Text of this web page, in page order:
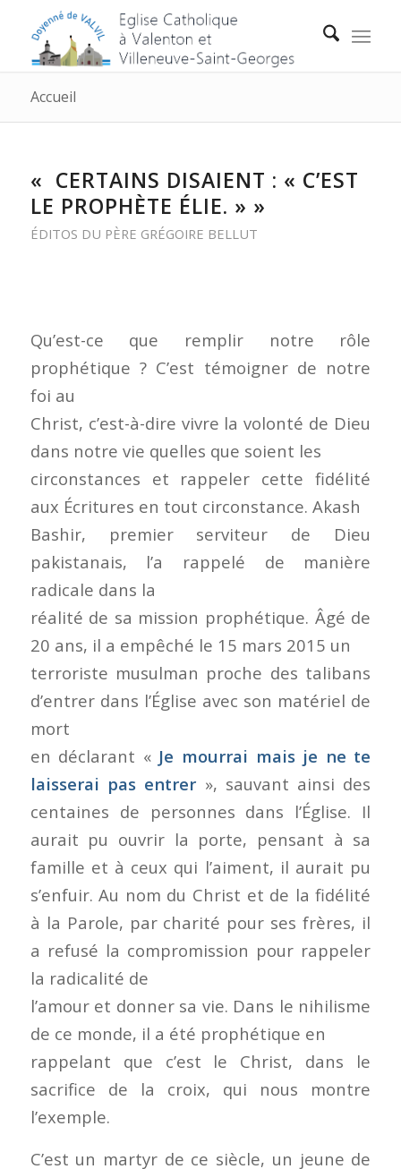
Accueil
« CERTAINS DISAIENT : « C’EST
LE PROPHÈTE ÉLIE. » »
ÉDITOS DU PÈRE GRÉGOIRE BELLUT
Qu’est-ce que remplir notre rôle
prophétique ? C’est témoigner de notre
foi au
Christ, c’est-à-dire vivre la volonté de Dieu
dans notre vie quelles que soient les
circonstances et rappeler cette fidélité
aux Écritures en tout circonstance. Akash
Bashir, premier serviteur de Dieu
pakistanais, l’a rappelé de manière
radicale dans la
réalité de sa mission prophétique. Âgé de
20 ans, il a empêché le 15 mars 2015 un
terroriste musulman proche des talibans
d’entrer dans l’Église avec son matériel de
mort
en déclarant « Je mourrai mais je ne te
laisserai pas entrer », sauvant ainsi des
centaines de personnes dans l’Église. Il
aurait pu ouvrir la porte, pensant à sa
famille et à ceux qui l’aiment, il aurait pu
s’enfuir. Au nom du Christ et de la fidélité
à la Parole, par charité pour ses frères, il
a refusé la compromission pour rappeler
la radicalité de
l’amour et donner sa vie. Dans le nihilisme
de ce monde, il a été prophétique en
rappelant que c’est le Christ, dans le
sacrifice de la croix, qui nous montre
l’exemple.
C’est un martyr de ce siècle, un jeune de